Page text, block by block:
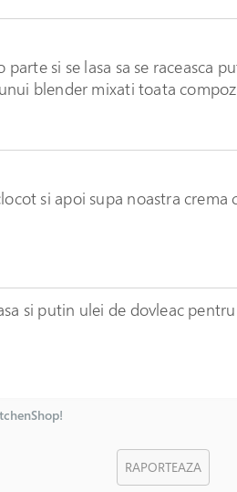
si se lasa sa se raceasca
blender mixati toata
si apoi supa noastra crema
si putin ulei de dovleac
RAPORTEAZA